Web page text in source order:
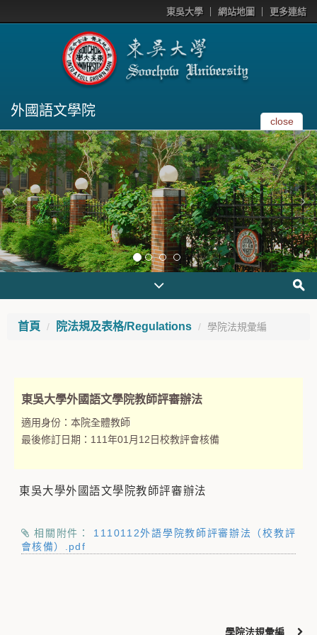
東吳大學 網站地圖 更多連結
外國語文學院
close
首頁 院法規及表格/Regulations 學院法規彙編
東吳大學外國語文學院教師評審辦法
適用身份： 本院全體教師
最後修訂日期： 111年01月12日校教評會核備
東吳大學外國語文學院教師評審辦法
相關附件： 1110112外語學院教師評審辦法（校教評
會核備）.pdf
學院法規彙編